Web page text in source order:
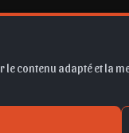
contenu adapté et la